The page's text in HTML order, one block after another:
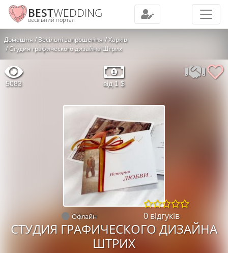
BESTWEDDING
весільний портал
Домашня Весільні запрошення
Харків
Студия графического дизайна Штрих
5083 від 1 $
Офлайн 0 відгуків
СТУДИЯ ГРАФИЧЕСКОГО ДИЗАЙНА
ШТРИХ